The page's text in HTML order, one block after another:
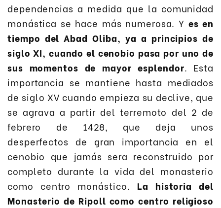
dependencias a medida que la comunidad
monástica se hace más numerosa. Y es en
tiempo del Abad Oliba, ya a principios de
siglo XI, cuando el cenobio pasa por uno de
sus momentos de mayor esplendor. Esta
importancia se mantiene hasta mediados
de siglo XV cuando empieza su declive, que
se agrava a partir del terremoto del 2 de
febrero de 1428, que deja unos
desperfectos de gran importancia en el
cenobio que jamás sera reconstruido por
completo durante la vida del monasterio
como centro monástico. La historia del
Monasterio de Ripoll como centro religioso